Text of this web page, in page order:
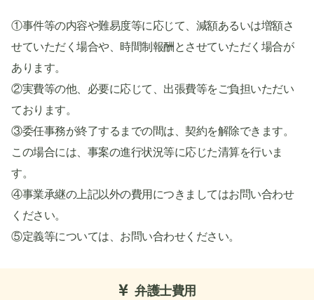
①事件等の内容や難易度等に応じて、減額あるいは増額さ
せていただく場合や、時間制報酬とさせていただく場合が
あります。
②実費等の他、必要に応じて、出張費等をご負担いただい
ております。
③委任事務が終了するまでの間は、契約を解除できます。
この場合には、事案の進行状況等に応じた清算を行いま
す。
④事業承継の上記以外の費用につきましてはお問い合わせ
ください。
⑤定義等については、お問い合わせください。
弁護士費用